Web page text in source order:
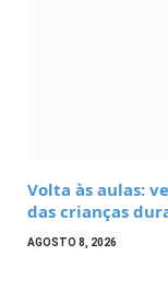
Volta às aulas:
das crianças
AGOSTO 8, 2026